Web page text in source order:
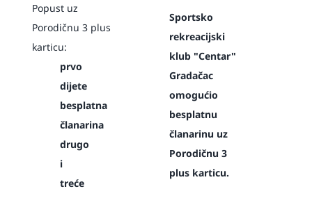
Popust uz
Porodičnu 3 plus
karticu:
prvo
dijete
besplatna
članarina
drugo
i
treće
Sportsko
rekreacijski
klub "Centar"
Gradačac
omogućio
besplatnu
članarinu uz
Porodičnu 3
plus karticu.